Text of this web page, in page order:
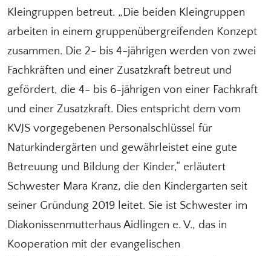
Kleingruppen betreut. „Die beiden Kleingruppen
arbeiten in einem gruppenübergreifenden Konzept
zusammen. Die 2- bis 4-jährigen werden von zwei
Fachkräften und einer Zusatzkraft betreut und
gefördert, die 4- bis 6-jährigen von einer Fachkraft
und einer Zusatzkraft. Dies entspricht dem vom
KVJS vorgegebenen Personalschlüssel für
Naturkindergärten und gewährleistet eine gute
Betreuung und Bildung der Kinder,“ erläutert
Schwester Mara Kranz, die den Kindergarten seit
seiner Gründung 2019 leitet. Sie ist Schwester im
Diakonissenmutterhaus Aidlingen e. V., das in
Kooperation mit der evangelischen